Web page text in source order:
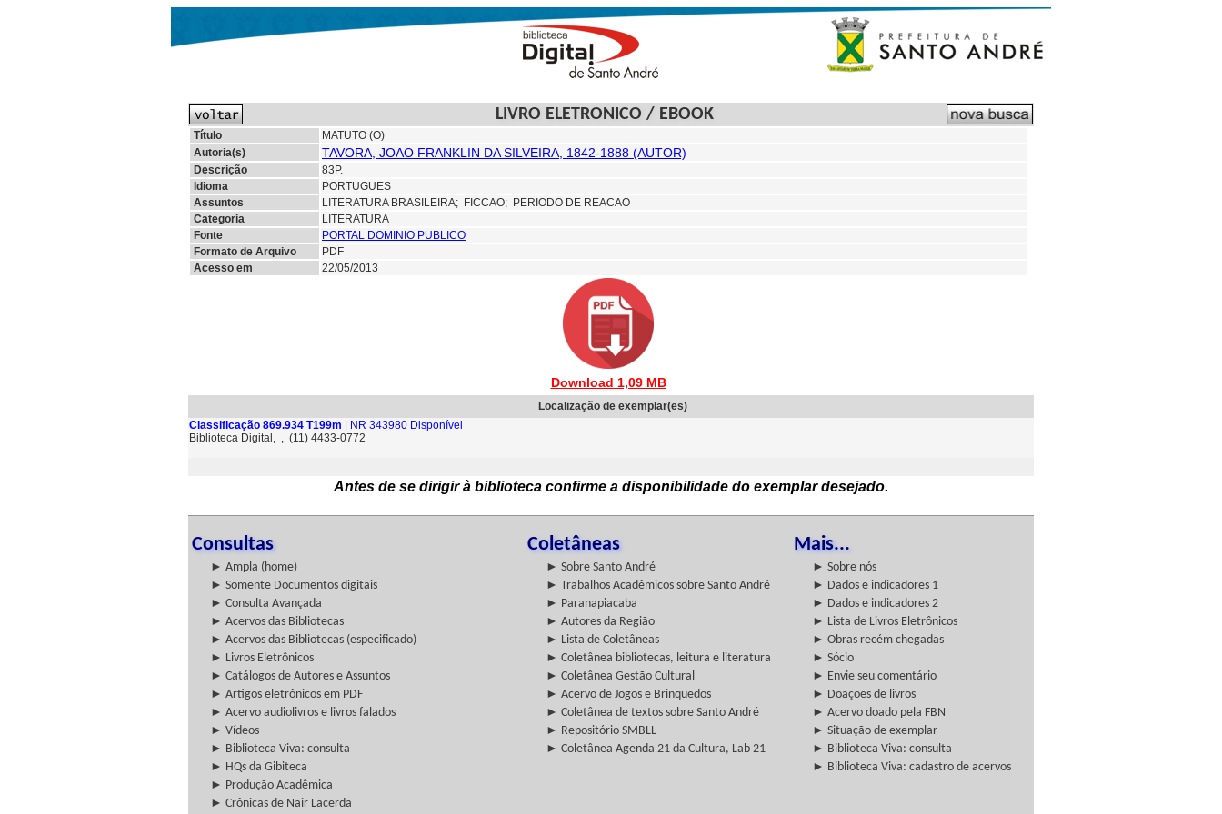
LIVRO ELETRONICO / EBOOK
Título
MATUTO (O)
Autoria(s)
TAVORA, JOAO FRANKLIN DA SILVEIRA, 1842-1888 (AUTOR)
Descrição
83P.
Idioma
PORTUGUES
Assuntos
LITERATURA BRASILEIRA; FICCAO; PERIODO DE REACAO
Categoria
LITERATURA
Fonte
PORTAL DOMINIO PUBLICO
Formato de Arquivo
PDF
Acesso em
22/05/2013
Download 1,09 MB
Localização de exemplar(es)
Classificação 869.934 T199m | NR 343980 Disponível
Biblioteca Digital, , (11) 4433-0772
Antes de se dirigir à biblioteca confirme a disponibilidade do exemplar desejado.
Consultas Coletâneas Mais...
► Ampla (home) ► Sobre Santo André
► Sobre nós
► Somente Documentos digitais
► Trabalhos Acadêmicos sobre Santo André
► Dados e indicadores 1
► Consulta Avançada
► Paranapiacaba
► Dados e indicadores 2
► Acervos das Bibliotecas
► Autores da Região
► Lista de Livros Eletrônicos
► Acervos das Bibliotecas (especificado)
► Lista de Coletâneas
► Obras recém chegadas
► Livros Eletrônicos
► Coletânea bibliotecas, leitura e literatura
► Sócio
► Catálogos de Autores e Assuntos
► Coletânea Gestão Cultural
► Envie seu comentário
► Artigos eletrônicos em PDF
► Acervo de Jogos e Brinquedos
► Doações de livros
► Acervo audiolivros e livros falados
► Coletânea de textos sobre Santo André
► Acervo doado pela FBN
► Vídeos
► Repositório SMBLL
► Situação de exemplar
► Biblioteca Viva: consulta
► Coletânea Agenda 21 da Cultura, Lab 21
► Biblioteca Viva: consulta
► HQs da Gibiteca
► Biblioteca Viva: cadastro de acervos
► Produção Acadêmica
► Crônicas de Nair Lacerda